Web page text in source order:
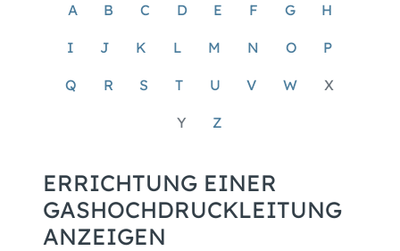
A B C D E F G H
I J K L M N O P
Q R S T U V W X
Y Z
ERRICHTUNG EINER
GASHOCHDRUCKLEITUNG
ANZEIGEN